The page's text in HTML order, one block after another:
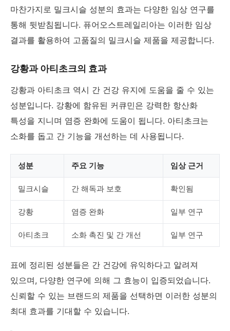
마찬가지로 밀크시슬 성분의 효과는 다양한 임상 연구를
통해 뒷받침됩니다. 퓨어오스트레일리아는 이러한 임상
결과를 활용하여 고품질의 밀크시슬 제품을 제공합니다.
강황과 아티초크의 효과
강황과 아티초크 역시 간 건강 유지에 도움을 줄 수 있는
성분입니다. 강황에 함유된 커큐민은 강력한 항산화
특성을 지니며 염증 완화에 도움이 됩니다. 아티초크는
소화를 돕고 간 기능을 개선하는 데 사용됩니다.
성분 주요 기능 임상 근거
밀크시슬 간 해독과 보호 확인됨
강황 염증 완화 일부 연구
아티초크 소화 촉진 및 간 개선 일부 연구
표에 정리된 성분들은 간 건강에 유익하다고 알려져
있으며, 다양한 연구에 의해 그 효능이 입증되었습니다.
신뢰할 수 있는 브랜드의 제품을 선택하면 이러한 성분의
최대 효과를 기대할 수 있습니다.